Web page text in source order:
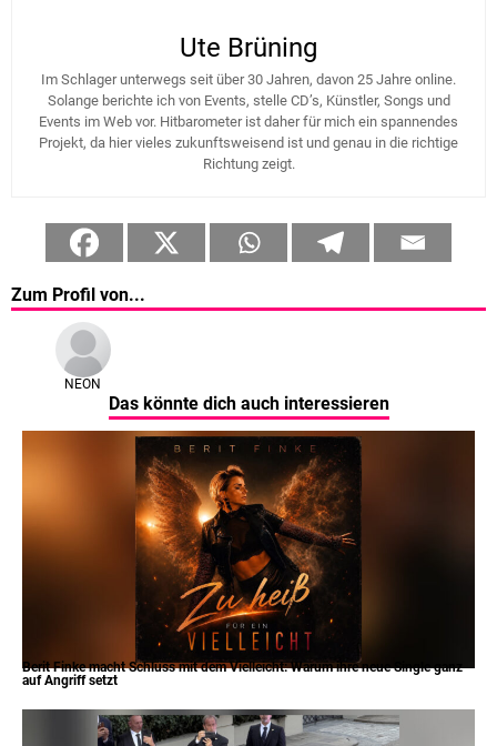
Ute Brüning
Im Schlager unterwegs seit über 30 Jahren, davon 25 Jahre online.
Solange berichte ich von Events, stelle CD’s, Künstler, Songs und
Events im Web vor. Hitbarometer ist daher für mich ein spannendes
Projekt, da hier vieles zukunftsweisend ist und genau in die richtige
Richtung zeigt.
Zum Profil von...
NEON
Das könnte dich auch interessieren
Berit Finke macht Schluss mit dem Vielleicht: Warum ihre neue Single ganz
auf Angriff setzt